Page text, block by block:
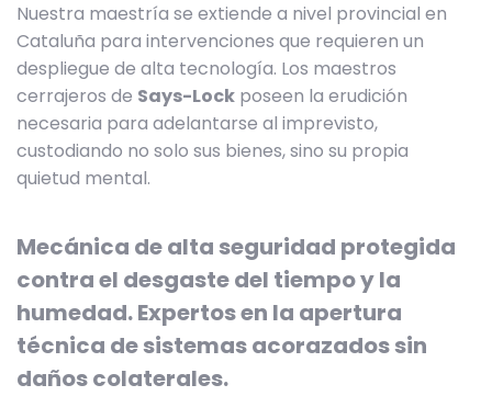
Nuestra maestría se extiende a nivel provincial en
Cataluña para intervenciones que requieren un
despliegue de alta tecnología. Los maestros
cerrajeros de Says-Lock poseen la erudición
necesaria para adelantarse al imprevisto,
custodiando no solo sus bienes, sino su propia
quietud mental.
Mecánica de alta seguridad protegida
contra el desgaste del tiempo y la
humedad. Expertos en la apertura
técnica de sistemas acorazados sin
daños colaterales.